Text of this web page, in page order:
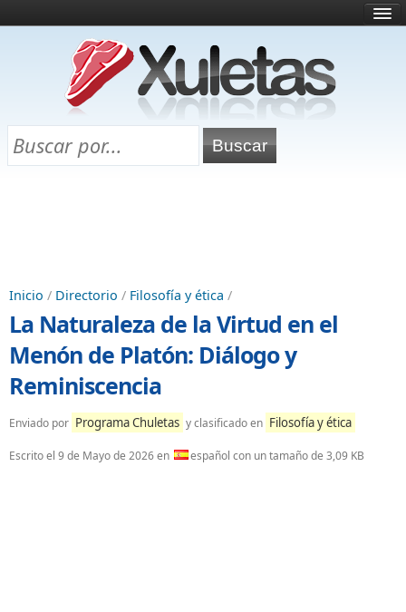
¿Qué es esto?
Directorio
Chuletas para exámenes
Inicio / Directorio / Filosofía y ética /
La Naturaleza de la Virtud en el
Menón de Platón: Diálogo y
Reminiscencia
Enviado por Programa Chuletas y clasificado en Filosofía y ética
Escrito el 9 de Mayo de 2026en español con un tamaño de 3,09 KB